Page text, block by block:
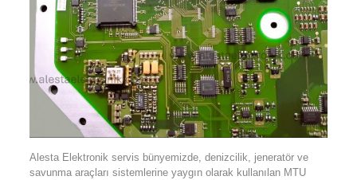
Alesta Elektronik servis bünyemizde, denizcilik, jeneratör ve
savunma araçları sistemlerine yaygın olarak kullanılan MTU